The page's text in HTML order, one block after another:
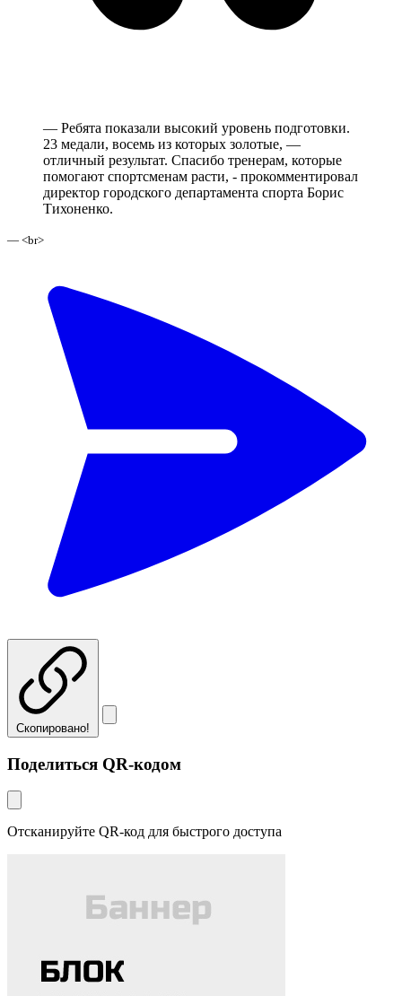
— Ребята показали высокий уровень подготовки.
23 медали, восемь из которых золотые, —
отличный результат. Спасибо тренерам, которые
помогают спортсменам расти, - прокомментировал
директор городского департамента спорта Борис
Тихоненко.
— <br>
Скопировано!
Поделиться QR-кодом
Отсканируйте QR-код для быстрого доступа